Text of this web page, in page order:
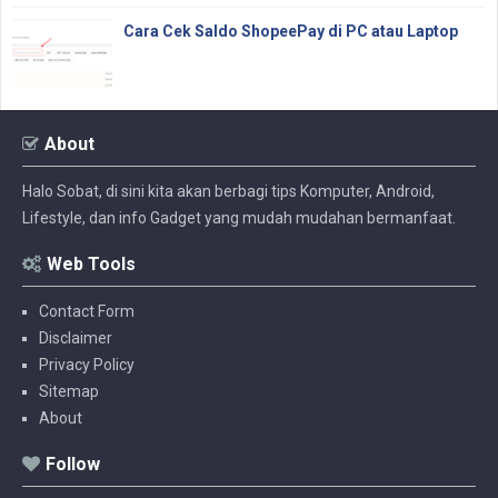
Cara Cek Saldo ShopeePay di PC atau Laptop
About
Halo Sobat, di sini kita akan berbagi tips Komputer, Android,
Lifestyle, dan info Gadget yang mudah mudahan bermanfaat.
Web Tools
Contact Form
Disclaimer
Privacy Policy
Sitemap
About
Follow